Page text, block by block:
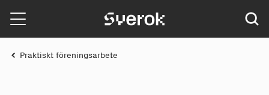
Sverok
Praktiskt föreningsarbete